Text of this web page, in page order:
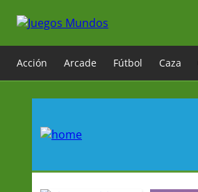
Acción Arcade Fútbol Caza